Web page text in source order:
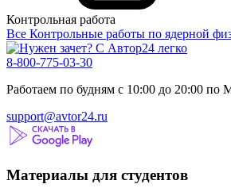
Контрольная работа
Все Контрольные работы по ядерной
8-800-775-03-30
Работаем по будням с 10:00 до 20:00 по
support@avtor24.ru
Материалы для студентов